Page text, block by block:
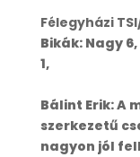
Félegyházi
Bikák: Nagy
1,
Bálint Erik: A
szerkezetű
nagyon jól